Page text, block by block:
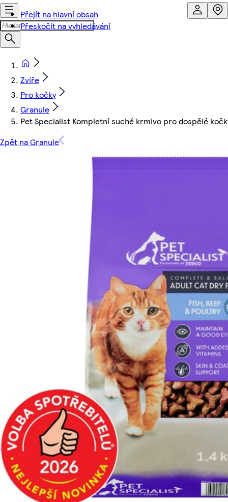
Přejít na hlavní obsah
Přeskočit na vyhledávání
Zvíře
Pro kočky
Granule
Pet Specialist Kompletní suché krmivo pro dospělé
Zpět na Granule